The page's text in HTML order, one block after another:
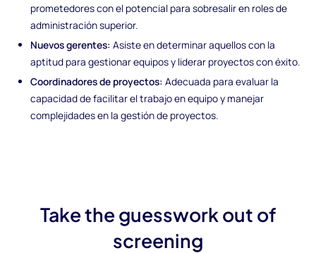
prometedores con el potencial para sobresalir en roles de
administración superior.
Nuevos gerentes: Asiste en determinar aquellos con la
aptitud para gestionar equipos y liderar proyectos con éxito.
Coordinadores de proyectos: Adecuada para evaluar la
capacidad de facilitar el trabajo en equipo y manejar
complejidades en la gestión de proyectos.
Take the guesswork out of
screening